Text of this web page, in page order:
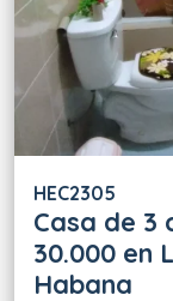
HEC2305
Casa de 3
30.000 en
Habana